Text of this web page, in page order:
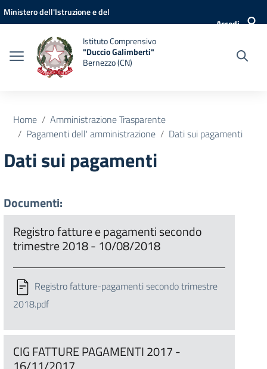
Vai ai contenuti
Vai al menu di navigazione
Vai al footer
Ministero dell'Istruzione e del
Accedi
Istituto Comprensivo
"Duccio Galimberti"
Bernezzo (CN)
Home
Amministrazione Trasparente
Pagamenti dell' amministrazione
Dati sui pagamenti
Dati sui pagamenti
Documenti:
Registro fatture e pagamenti secondo
trimestre 2018 - 10/08/2018
Registro fatture-pagamenti secondo trimestre
2018.pdf
CIG FATTURE PAGAMENTI 2017 -